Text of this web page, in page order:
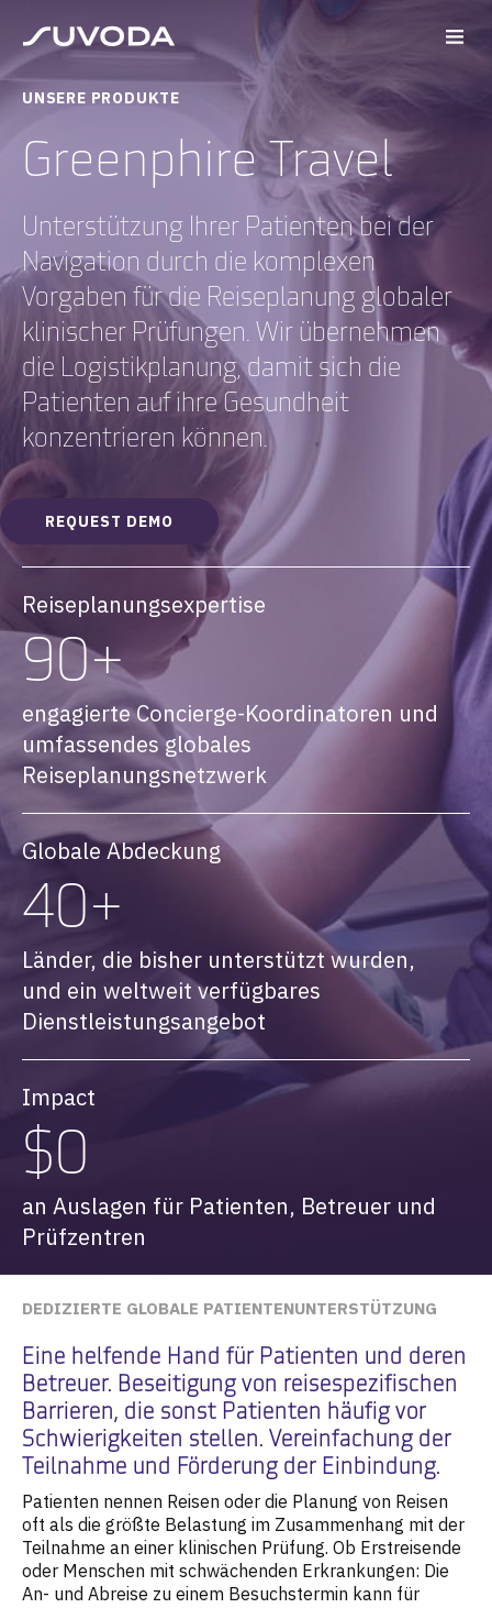
UNSERE PRODUKTE
Greenphire Travel
Unterstützung Ihrer Patienten bei der
Navigation durch die komplexen
Vorgaben für die Reiseplanung globaler
klinischer Prüfungen. Wir übernehmen
die Logistikplanung, damit sich die
Patienten auf ihre Gesundheit
konzentrieren können.
REQUEST DEMO
Reiseplanungsexpertise
90+
engagierte Concierge-Koordinatoren und
umfassendes globales
Reiseplanungsnetzwerk
Globale Abdeckung
40+
Länder, die bisher unterstützt wurden,
und ein weltweit verfügbares
Dienstleistungsangebot
Impact
$0
an Auslagen für Patienten, Betreuer und
Prüfzentren
DEDIZIERTE GLOBALE PATIENTENUNTERSTÜTZUNG
Eine helfende Hand für Patienten und deren
Betreuer. Beseitigung von reisespezifischen
Barrieren, die sonst Patienten häufig vor
Schwierigkeiten stellen. Vereinfachung der
Teilnahme und Förderung der Einbindung.
Patienten nennen Reisen oder die Planung von Reisen
oft als die größte Belastung im Zusammenhang mit der
Teilnahme an einer klinischen Prüfung. Ob Erstreisende
oder Menschen mit schwächenden Erkrankungen: Die
An- und Abreise zu einem Besuchstermin kann für